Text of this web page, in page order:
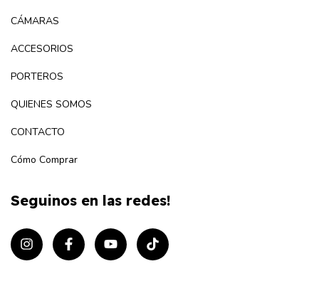
CÁMARAS
ACCESORIOS
PORTEROS
QUIENES SOMOS
CONTACTO
Cómo Comprar
Seguinos en las redes!